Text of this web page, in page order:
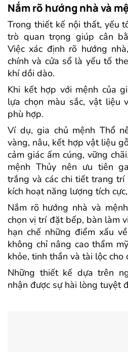
Nắm rõ hướng nhà và
Trong thiết kế nội thất, yếu
trò quan trọng giúp cân
Việc xác định rõ hướng
chính và cửa sổ là yếu tố
khí dồi dào.
Khi kết hợp với mệnh của
lựa chọn màu sắc, vật liệu
phù hợp.
Ví dụ, gia chủ mệnh Thổ
vàng, nâu, kết hợp vật liệu
cảm giác ấm cúng, vững
mệnh Thủy nên ưu tiên
trắng và các chi tiết trang
kích hoạt năng lượng tích
Nắm rõ hướng nhà và
chọn vị trí đặt bếp, bàn làm
hạn chế những điểm xấu
không chỉ nâng cao thẩm
khỏe, tinh thần và tài lộc cho
Những thiết kế dựa trên
nhận được sự hài lòng tuyệt